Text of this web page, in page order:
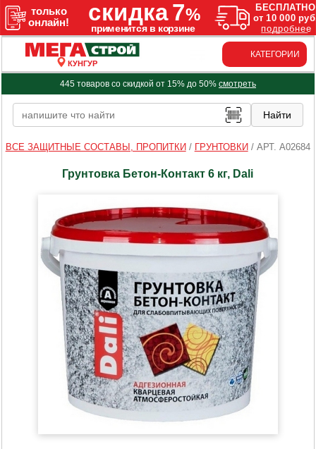
КУНГУР
КАТЕГОРИИ
445 товаров со скидкой от 15% до 50% смотреть
ВСЕ ЗАЩИТНЫЕ СОСТАВЫ, ПРОПИТКИ / ГРУНТОВКИ / АРТ. A02684
Грунтовка Бетон-Контакт 6 кг, Dali